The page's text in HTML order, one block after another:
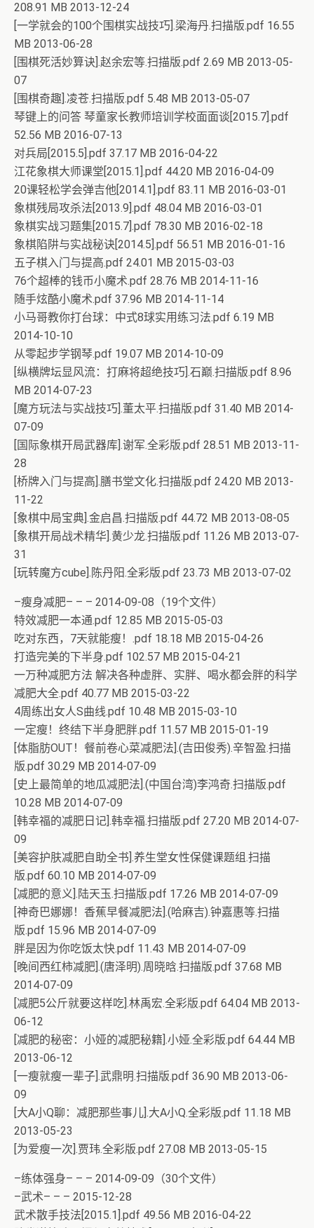
208.91 MB 2013-12-24
[一学就会的100个围棋实战技巧].梁海丹.扫描版.pdf 16.55
MB 2013-06-28
[围棋死活妙算诀].赵余宏等.扫描版.pdf 2.69 MB 2013-05-
07
[围棋奇趣].凌苍.扫描版.pdf 5.48 MB 2013-05-07
琴键上的问答 琴童家长教师培训学校面面谈[2015.7].pdf
52.56 MB 2016-07-13
对兵局[2015.5].pdf 37.17 MB 2016-04-22
江花象棋大师课堂[2015.1].pdf 44.20 MB 2016-04-09
20课轻松学会弹吉他[2014.1].pdf 83.11 MB 2016-03-01
象棋残局攻杀法[2013.9].pdf 48.04 MB 2016-03-01
象棋实战习题集[2015.7].pdf 78.30 MB 2016-02-18
象棋陷阱与实战秘诀[2014.5].pdf 56.51 MB 2016-01-16
五子棋入门与提高.pdf 24.01 MB 2015-03-03
76个超棒的钱币小魔术.pdf 28.76 MB 2014-11-16
随手炫酷小魔术.pdf 37.96 MB 2014-11-14
小马哥教你打台球：中式8球实用练习法.pdf 6.19 MB
2014-10-10
从零起步学钢琴.pdf 19.07 MB 2014-10-09
[纵横牌坛显风流：打麻将超绝技巧].石巅.扫描版.pdf 8.96
MB 2014-07-23
[魔方玩法与实战技巧].董太平.扫描版.pdf 31.40 MB 2014-
07-09
[国际象棋开局武器库].谢军.全彩版.pdf 28.51 MB 2013-11-
28
[桥牌入门与提高].膳书堂文化.扫描版.pdf 24.20 MB 2013-
11-22
[象棋中局宝典].金启昌.扫描版.pdf 44.72 MB 2013-08-05
[象棋开局战术精华].黄少龙.扫描版.pdf 11.26 MB 2013-07-
31
[玩转魔方cube].陈丹阳.全彩版.pdf 23.73 MB 2013-07-02
–瘦身减肥– – – 2014-09-08（19个文件）
特效减肥一本通.pdf 12.85 MB 2015-05-03
吃对东西，7天就能瘦！.pdf 18.18 MB 2015-04-26
打造完美的下半身.pdf 102.57 MB 2015-04-21
一万种减肥方法 解决各种虚胖、实胖、喝水都会胖的科学
减肥大全.pdf 40.77 MB 2015-03-22
4周练出女人S曲线.pdf 10.48 MB 2015-03-10
一定瘦！终结下半身肥胖.pdf 11.57 MB 2015-01-19
[体脂肪OUT！餐前卷心菜减肥法].(吉田俊秀).辛智盈.扫描
版.pdf 30.29 MB 2014-07-09
[史上最简单的地瓜减肥法].(中国台湾)李鸿奇.扫描版.pdf
10.28 MB 2014-07-09
[韩幸福的减肥日记].韩幸福.扫描版.pdf 27.20 MB 2014-07-
09
[美容护肤减肥自助全书].养生堂女性保健课题组.扫描
版.pdf 60.10 MB 2014-07-09
[减肥的意义].陆天玉.扫描版.pdf 17.26 MB 2014-07-09
[神奇巴娜娜！香蕉早餐减肥法].(哈麻吉).钟嘉惠等.扫描
版.pdf 15.96 MB 2014-07-09
胖是因为你吃饭太快.pdf 11.43 MB 2014-07-09
[晚间西红柿减肥].(唐泽明).周晓晗.扫描版.pdf 37.68 MB
2014-07-09
[减肥5公斤就要这样吃].林禹宏.全彩版.pdf 64.04 MB 2013-
06-12
[减肥的秘密：小娅的减肥秘籍].小娅.全彩版.pdf 64.44 MB
2013-06-12
[一瘦就瘦一辈子].武鼎明.扫描版.pdf 36.90 MB 2013-06-
09
[大A小Q聊：减肥那些事儿].大A小Q.全彩版.pdf 11.18 MB
2013-05-23
[为爱瘦一次].贾玮.全彩版.pdf 27.08 MB 2013-05-15
–练体强身– – – 2014-09-09（30个文件）
–武术– – – 2015-12-28
武术散手技法[2015.1].pdf 49.56 MB 2016-04-22